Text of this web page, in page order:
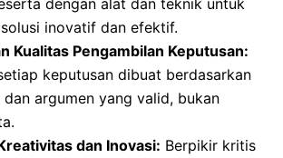
inovatif dan efektif.
Kualitas Pengambilan Keputusan:
keputusan dibuat berdasarkan
argumen yang valid, bukan
dan Inovasi: Berpikir kritis